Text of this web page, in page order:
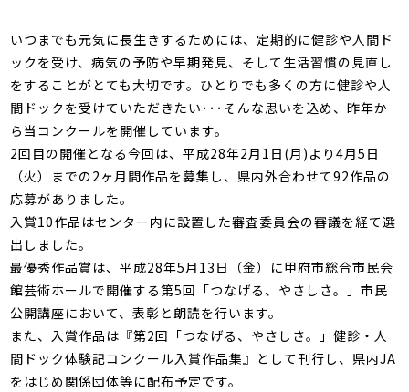
いつまでも元気に長生きするためには、定期的に健診や人間ド
ックを受け、病気の予防や早期発見、そして生活習慣の見直し
をすることがとても大切です。 ひとりでも多くの方に健診や人
間ドックを受けていただきたい･･･そんな思いを込め、昨年か
ら当コンクールを開催しています。
2回目の開催となる今回は、平成28年2月1日(月)より4月5日
（火）までの2ヶ月間作品を募集し、県内外合わせて92作品の
応募がありました。
入賞10作品はセンター内に設置した審査委員会の審議を経て選
出しました。
最優秀作品賞は、平成28年5月13日（金）に甲府市総合市民会
館芸術ホールで開催する第5回「つなげる、やさしさ。」市民
公開講座において、表彰と朗読を行います。
また、入賞作品は 『第2回「つなげる、やさしさ。」健診・人
間ドック体験記コンクール入賞作品集』 として刊行し、県内JA
をはじめ関係団体等に配布予定です。